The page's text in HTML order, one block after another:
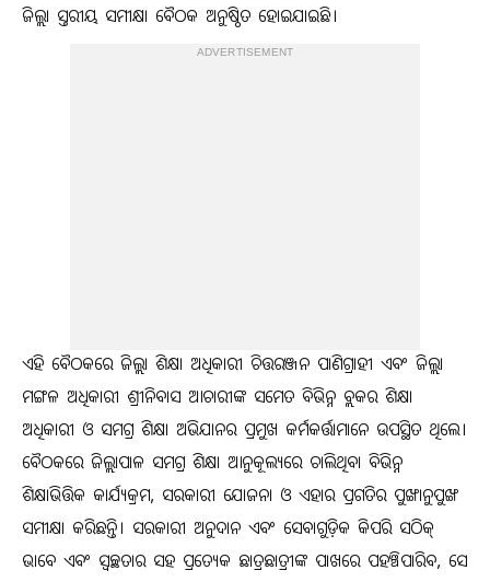
ଜିଲ୍ଲା ସ୍ତରୀୟ ସମୀକ୍ଷା ବୈଠକ ଅନୁଷ୍ଠିତ ହୋଇଯାଇଛି।
ADVERTISEMENT
ଏହି ବୈଠକରେ ଜିଲ୍ଲା ଶିକ୍ଷା ଅଧିକାରୀ ଚିତ୍ତରଞ୍ଜନ ପାଣିଗ୍ରାହୀ ଏବଂ ଜିଲ୍ଲା
ମଙ୍ଗଳ ଅଧିକାରୀ ଶ୍ରୀନିବାସ ଆଚାରୀଙ୍କ ସମେତ ବିଭିନ୍ନ ବ୍ଲକର ଶିକ୍ଷା
ଅଧିକାରୀ ଓ ସମଗ୍ର ଶିକ୍ଷା ଅଭିଯାନର ପ୍ରମୁଖ କର୍ମକର୍ତ୍ତାମାନେ ଉପସ୍ଥିତ ଥିଲେ।
ବୈଠକରେ ଜିଲ୍ଲାପାଳ ସମଗ୍ର ଶିକ୍ଷା ଆନୁକୂଲ୍ୟରେ ଚାଲିଥିବା ବିଭିନ୍ନ
ଶିକ୍ଷାଭିତ୍ତିକ କାର୍ଯ୍ୟକ୍ରମ, ସରକାରୀ ଯୋଜନା ଓ ଏହାର ପ୍ରଗତିର ପୁଙ୍ଖାନୁପୁଙ୍ଖ
ସମୀକ୍ଷା କରିଛନ୍ତି। ସରକାରୀ ଅନୁଦାନ ଏବଂ ସେବାଗୁଡ଼ିକ କିପରି ସଠିକ୍
ଭାବେ ଏବଂ ସ୍ୱଚ୍ଛତାର ସହ ପ୍ରତ୍ୟେକ ଛାତ୍ରଛାତ୍ରୀଙ୍କ ପାଖରେ ପହଞ୍ଚିପାରିବ, ସେ